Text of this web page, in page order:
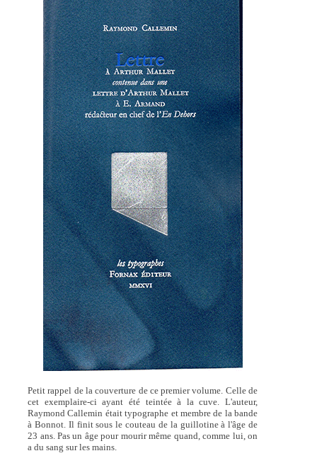
Petit rappel de la couverture de ce premier volume. Celle de
cet exemplaire-ci ayant été teintée à la cuve. L'auteur,
Raymond Callemin était typographe et membre de la bande
à Bonnot. Il finit sous le couteau de la guillotine à l'âge de
23 ans. Pas un âge pour mourir même quand, comme lui, on
a du sang sur les mains.